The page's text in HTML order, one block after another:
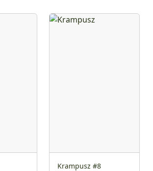
Krampusz #8